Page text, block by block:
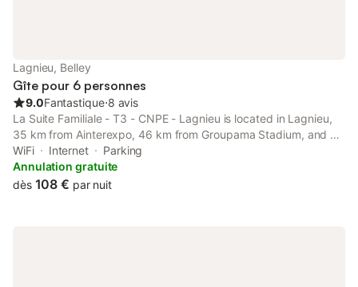
Lagnieu, Belley
Gîte pour 6 personnes
9.0Fantastique⋅8 avis
La Suite Familiale - T3 - CNPE - Lagnieu is located in Lagnieu,
35 km from Ainterexpo, 46 km from Groupama Stadium, and 47
km from LDLC Arena. This property offers access to a balcony,
free private parking and free WiFi.
WiFi Internet
Parking
Annulation gratuite
dès 108 € par nuit